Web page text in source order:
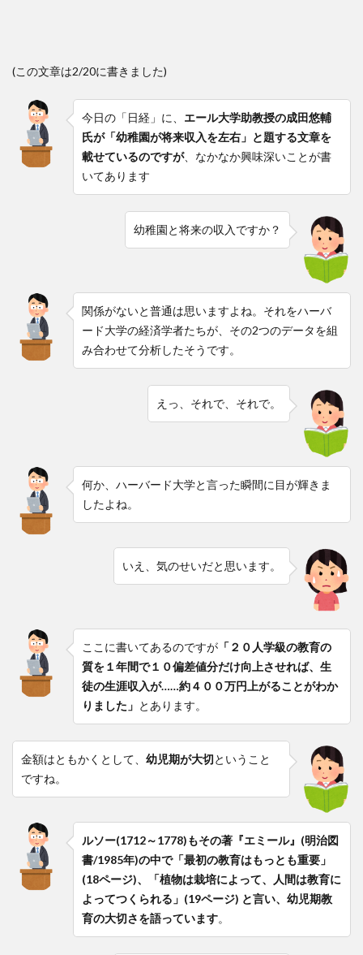
(この文章は2/20に書きました)
今日の「日経」に、 エール大学助教授の成田悠輔
氏が「幼稚園が将来収入を左右」と題する文章を
載せているのですが、なかなか興味深いことが書
いてあります
幼稚園と将来の収入ですか？
関係がないと普通は思いますよね。それをハーバ
ード大学の経済学者たちが、その2つのデータを組
み合わせて分析したそうです。
えっ、それで、それで。
何か、ハーバード大学と言った瞬間に目が輝きま
したよね。
いえ、気のせいだと思います。
ここに書いてあるのですが 「２０人学級の教育の
質を１年間で１０偏差値分だけ向上させれば、生
徒の生涯収入が……約４００万円上がることがわか
りました」 とあります。
金額はともかくとして、 幼児期が大切ということ
ですね。
ルソー(1712～1778)もその著『エミール』(明治図
書/1985年)の中で「最初の教育はもっとも重要」
(18ページ)、「植物は栽培によって、人間は教育に
よってつくられる」(19ページ) と言い、幼児期教
育の大切さを語っています。